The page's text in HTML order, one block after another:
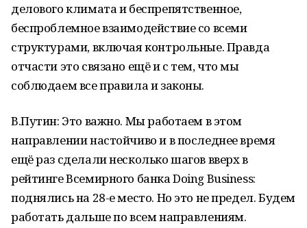
делового климата и беспрепятственное,
беспроблемное взаимодействие со всеми
структурами, включая контрольные. Правда
отчасти это связано ещё и с тем, что мы
соблюдаем все правила и законы.
В.Путин: Это важно. Мы работаем в этом
направлении настойчиво и в последнее время
ещё раз сделали несколько шагов вверх в
рейтинге Всемирного банка Doing Business:
поднялись на 28-е место. Но это не предел. Будем
работать дальше по всем направлениям.